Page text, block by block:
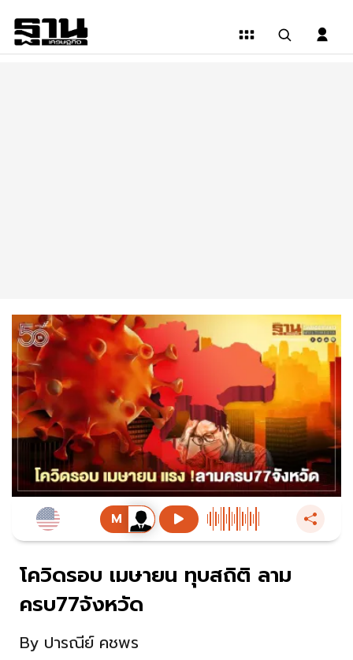
โควิดรอบ เมษายน ทุบสถิติ ลาม
ครบ77จังหวัด
By ปารณีย์ คชพร